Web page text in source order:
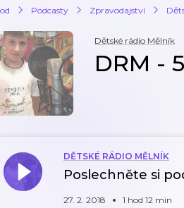
Podcasty Zpravodajství
Dětské rádio Mělník
DRM -
DĚTSKÉ RÁDIO MĚLNÍK
Poslechněte si
27. 2. 2018 1 hod 12 min